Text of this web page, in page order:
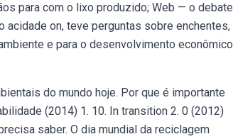
para com o lixo produzido; Web — o debate
on, teve perguntas sobre enchentes,
e para o desenvolvimento econômico
do mundo hoje. Por que é importante
(2014) 1. 10. In transition 2. 0 (2012)
saber. O dia mundial da reciclagem